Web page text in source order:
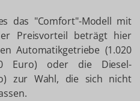
das "Comfort"-Modell mit
Preisvorteil beträgt hier
Automatikgetriebe (1.020
Euro) oder die Diesel-
zur Wahl, die sich nicht